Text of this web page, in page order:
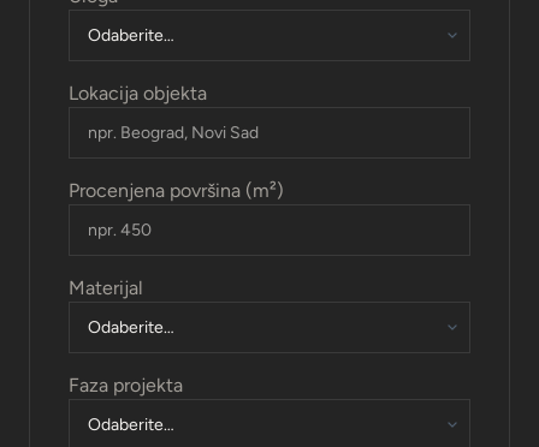
Lokacija objekta
Procenjena površina (m²)
Materijal
Faza projekta